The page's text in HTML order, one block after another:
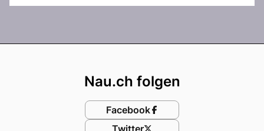
Nau.ch folgen
Facebook
Twitter